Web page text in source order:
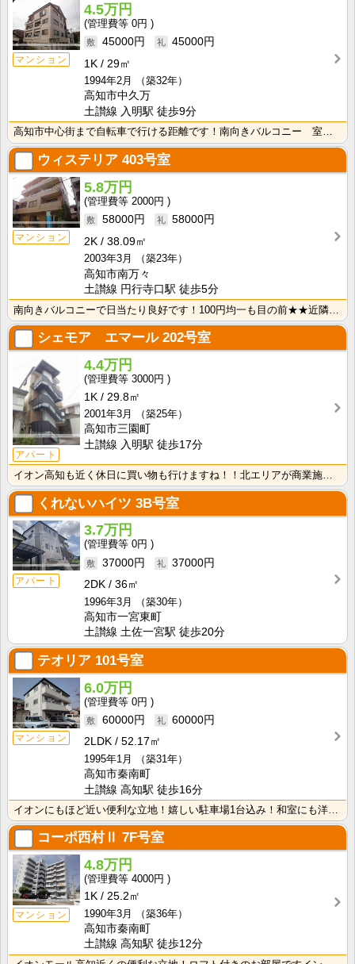
マンション
4.5万円
0円
45000円
45000円
1K
29㎡
1994年2月
（築32年）
高知市中久万
土讃線 入明駅 徒歩9分
高知市中心街まで自転車で行ける距離です！南向きバルコニー 室内洗濯機置場で冬でもお洗濯快適♪
ウィステリア 403号室
マンション
5.8万円
2000円
58000円
58000円
2K
38.09㎡
2003年3月
（築23年）
高知市南万々
土讃線 円行寺口駅 徒歩5分
シェモア エマール202号室
アパート
4.4万円
3000円
1K
29.8㎡
2001年3月
（築25年）
高知市三園町
土讃線 入明駅 徒歩17分
くれないハイツ 3B号室
アパート
3.7万円
0円
37000円
37000円
2DK
36㎡
1996年3月
（築30年）
高知市一宮東町
土讃線 土佐一宮駅 徒歩20分
テオリア 101号室
マンション
6.0万円
0円
60000円
60000円
2LDK
52.17㎡
1995年1月
（築31年）
高知市秦南町
土讃線 高知駅 徒歩16分
イオンにもほど近い便利な立地！嬉しい駐車場1台込み！和室にも洋室にも収納がついているのでお荷物が多く･･･
コーポ西村Ⅱ 7F号室
マンション
4.8万円
4000円
1K
25.2㎡
1990年3月
（築36年）
高知市秦南町
土讃線 高知駅 徒歩12分